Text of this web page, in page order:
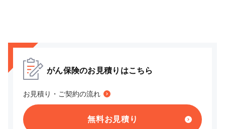
がん保険のお見積りはこちら
お見積り・ご契約の流れ
無料お見積り